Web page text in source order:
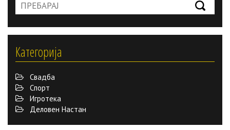
Категорија
Свадба
Спорт
Игротека
Деловен Настан